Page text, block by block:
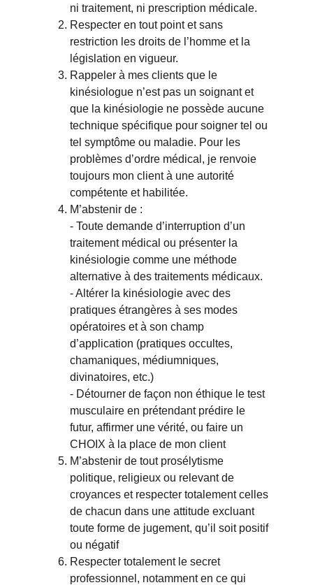
ni traitement, ni prescription médicale.
Respecter en tout point et sans
restriction les droits de l’homme et la
législation en vigueur.
Rappeler à mes clients que le
kinésiologue n’est pas un soignant et
que la kinésiologie ne possède aucune
technique spécifique pour soigner tel ou
tel symptôme ou maladie. Pour les
problèmes d’ordre médical, je renvoie
toujours mon client à une autorité
compétente et habilitée.
M’abstenir de :
- Toute demande d’interruption d’un
traitement médical ou présenter la
kinésiologie comme une méthode
alternative à des traitements médicaux.
- Altérer la kinésiologie avec des
pratiques étrangères à ses modes
opératoires et à son champ
d’application (pratiques occultes,
chamaniques, médiumniques,
divinatoires, etc.)
- Détourner de façon non éthique le test
musculaire en prétendant prédire le
futur, affirmer une vérité, ou faire un
CHOIX à la place de mon client
M’abstenir de tout prosélytisme
politique, religieux ou relevant de
croyances et respecter totalement celles
de chacun dans une attitude excluant
toute forme de jugement, qu’il soit positif
ou négatif
Respecter totalement le secret
professionnel, notamment en ce qui